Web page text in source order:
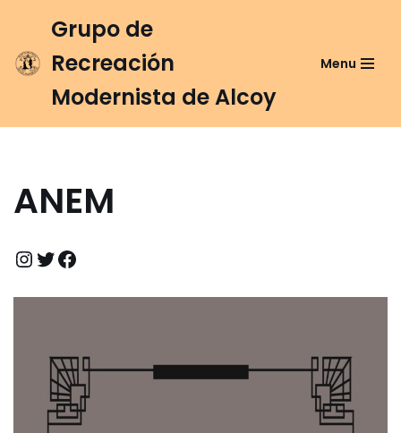
Saltar
al
contenido
Grupo de
Recreación
Modernista de Alcoy
Menu
ANEM